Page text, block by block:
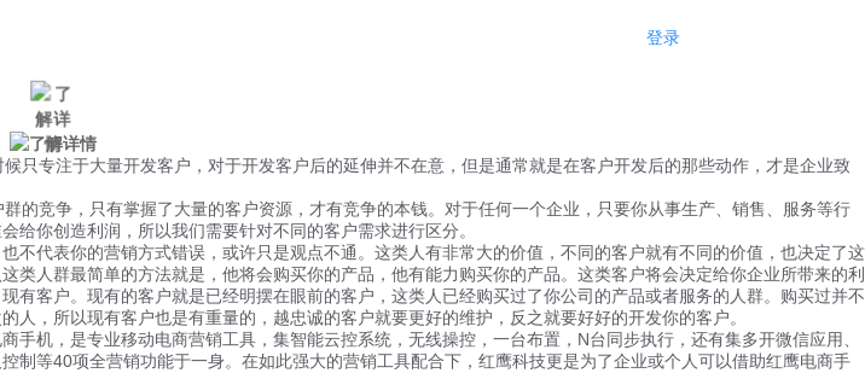
登录
只专注于大量开发客户，对于开发客户后的延伸并不在意，但是通常就是在客户开发后的那些动作，才是企业致
的竞争，只有掌握了大量的客户资源，才有竞争的本钱。对于任何一个企业，只要你从事生产、销售、服务等行
给你创造利润，所以我们需要针对不同的客户需求进行区分。
代表你的营销方式错误，或许只是观点不通。这类人有非常大的价值，不同的客户就有不同的价值，也决定了这
人群最简单的方法就是，他将会购买你的产品，他有能力购买你的产品。这类客户将会决定给你企业所带来的利
客户。现有的客户就是已经明摆在眼前的客户，这类人已经购买过了你公司的产品或者服务的人群。购买过并不
，所以现有客户也是有重量的，越忠诚的客户就要更好的维护，反之就要好好的开发你的客户。
机，是专业移动电商营销工具，集智能云控系统，无线操控，一台布置， N台同步执行，还有集多开微信应用、
制等40项全营销功能于一身。在如此强大的营销工具配合下，红鹰科技更是为了企业或个人可以借助红鹰电商手